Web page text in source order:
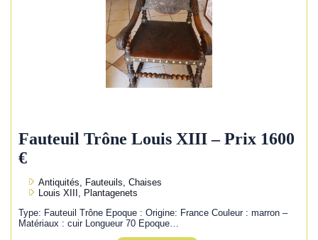
Fauteuil Trône Louis XIII – Prix 1600
€
Antiquités, Fauteuils, Chaises
Louis XIII, Plantagenets
Type: Fauteuil Trône Epoque : Origine: France Couleur : marron –
Matériaux : cuir Longueur 70 Epoque…